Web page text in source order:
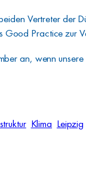
Vertreter der
Practice zur
an, wenn
Klima Leipzig